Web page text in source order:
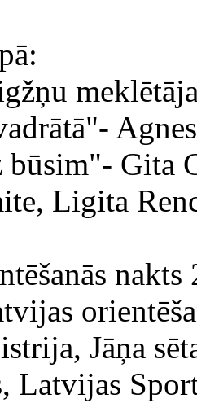
Gita
Ligita
Jāņa
Latvijas